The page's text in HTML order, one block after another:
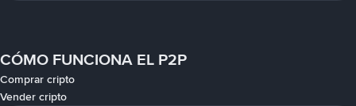
CÓMO FUNCIONA EL P2P
Comprar cripto
Vender cripto